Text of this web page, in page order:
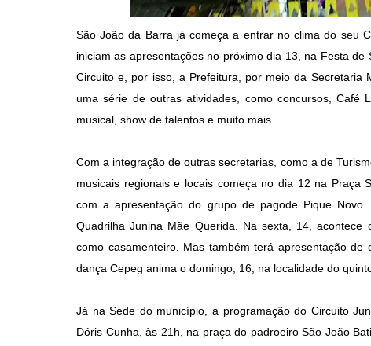
São João da Barra já começa a entrar no clima do seu
iniciam as apresentações no próximo dia 13, na Festa
Circuito e, por isso, a Prefeitura, por meio da Secretaria
uma série de outras atividades, como concursos, Café
musical, show de talentos e muito mais.
Com a integração de outras secretarias, como a de
musicais regionais e locais começa no dia 12 na Praça
com a apresentação do grupo de pagode Pique
Quadrilha Junina Mãe Querida. Na sexta, 14,
como casamenteiro. Mas também terá apresentação
dança Cepeg anima o domingo, 16, na localidade do
Já na Sede do município, a programação do Circuito
Dóris Cunha, às 21h, na praça do padroeiro São João